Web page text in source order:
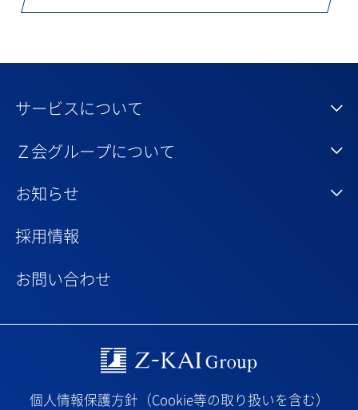
サービスについて
Ｚ会グループについて
お知らせ
採用情報
お問い合わせ
Z-kai Group
個人情報保護方針（Cookie等の取り扱いを含む）